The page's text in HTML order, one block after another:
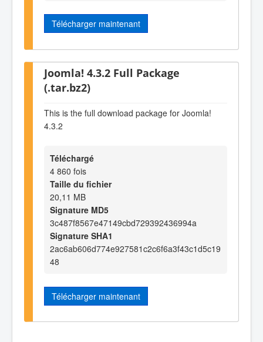
Télécharger maintenant
Joomla! 4.3.2 Full Package
(.tar.bz2)
This is the full download package for Joomla!
4.3.2
Téléchargé
4 860 fois
Taille du fichier
20,11 MB
Signature MD5
3c487f8567e47149cbd729392436994a
Signature SHA1
2ac6ab606d774e927581c2c6f6a3f43c1d5c19
48
Télécharger maintenant